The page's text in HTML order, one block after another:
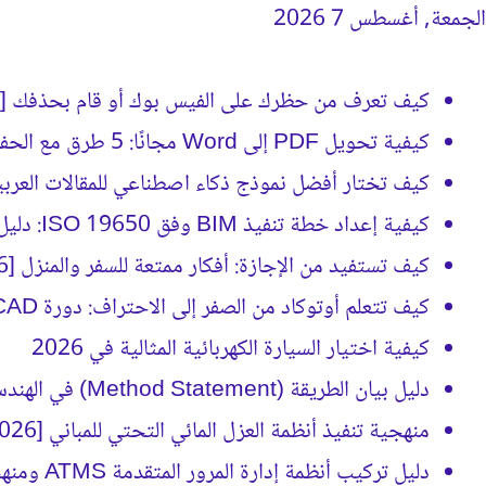
الجمعة, أغسطس 7 2026
كيف تعرف من حظرك على الفيس بوك أو قام بحذفك [2026]
كيفية تحويل PDF إلى Word مجانًا: 5 طرق مع الحفاظ على التنسيق
كيف تختار أفضل نموذج ذكاء اصطناعي للمقالات العربية؟
كيفية إعداد خطة تنفيذ BIM وفق ISO 19650: دليل BEP الشامل
كيف تستفيد من الإجازة: أفكار ممتعة للسفر والمنزل [2026]
كيف تتعلم أوتوكاد من الصفر إلى الاحتراف: دورة AutoCAD كاملة [2026]
كيفية اختيار السيارة الكهربائية المثالية في 2026
دليل بيان الطريقة (Method Statement) في الهندسة الإنشائية [2026]
منهجية تنفيذ أنظمة العزل المائي التحتي للمباني [2026]
دليل تركيب أنظمة إدارة المرور المتقدمة ATMS ومنهجية التنفيذ [2026]